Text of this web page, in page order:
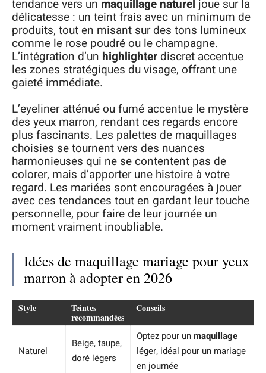
tendance vers un maquillage naturel joue sur la
délicatesse : un teint frais avec un minimum de
produits, tout en misant sur des tons lumineux
comme le rose poudré ou le champagne.
L’intégration d’un highlighter discret accentue
les zones stratégiques du visage, offrant une
gaieté immédiate.
L’eyeliner atténué ou fumé accentue le mystère
des yeux marron, rendant ces regards encore
plus fascinants. Les palettes de maquillages
choisies se tournent vers des nuances
harmonieuses qui ne se contentent pas de
colorer, mais d’apporter une histoire à votre
regard. Les mariées sont encouragées à jouer
avec ces tendances tout en gardant leur touche
personnelle, pour faire de leur journée un
moment vraiment inoubliable.
Idées de maquillage mariage pour yeux
marron à adopter en 2026
Style Teintes
recommandées
Conseils
Naturel
Beige, taupe,
doré légers
Optez pour unmaquillage
léger, idéal pour un mariage
en journée